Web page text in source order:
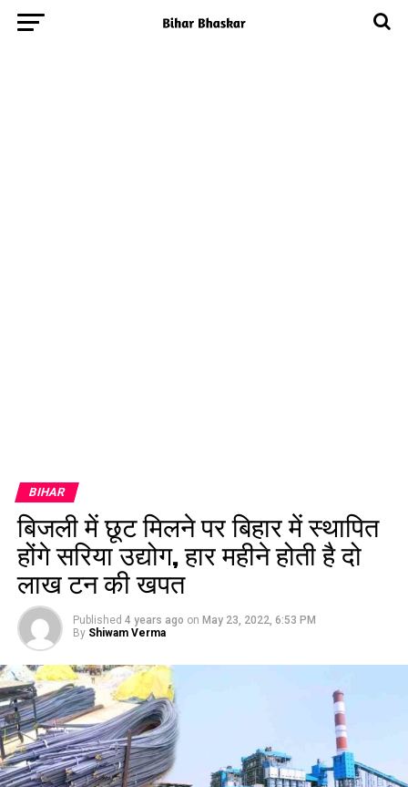
BIHAR
बिजली में छूट मिलने पर बिहार में स्थापित
होंगे सरिया उद्योग, हार महीने होती है दो
लाख टन की खपत
Published 4 years ago on May 23, 2022, 6:53 PM
By Shiwam Verma